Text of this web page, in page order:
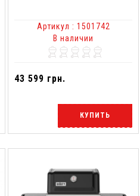
Артикул : 1501742
В наличии
43 599 грн.
КУПИТЬ